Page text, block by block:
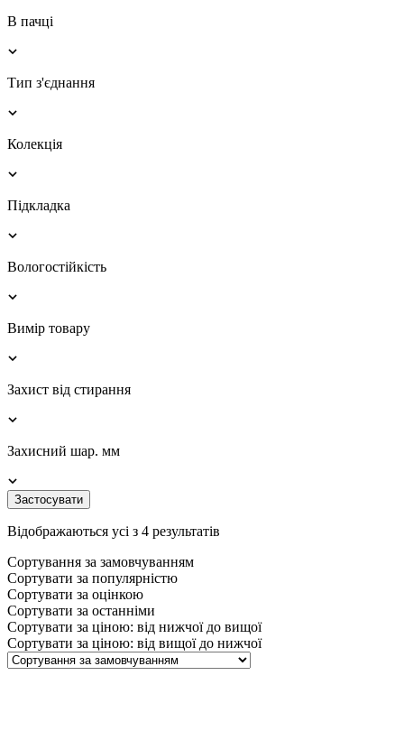
В пачці
Тип з'єднання
Колекція
Підкладка
Вологостійкість
Вимір товару
Захист від стирання
Захисний шар. мм
Застосувати
Відображаються усі з 4 результатів
Сортування за замовчуванням
Сортувати за популярністю
Сортувати за оцінкою
Сортувати за останніми
Сортувати за ціною: від нижчої до вищої
Сортувати за ціною: від вищої до нижчої